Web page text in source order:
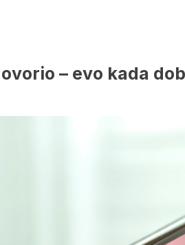
– evo kada